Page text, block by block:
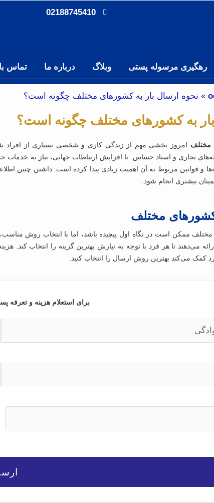
02188745410
رهگیری مرسوله پستی وبلاگ درباره ما تماس
» نحوه ارسال بار به کشورهای مختلف چگونه است؟
به کشورهای مختلف چگونه است؟
مختلف امروز بخشی مهم از زندگی کاری و شخصی بسیاری از
تجاری و اسناد حساس. با افزایش ارتباطات جهانی، نیاز به خدمات
و قوانین مربوط به آن اهمیت زیادی پیدا کرده است. داشتن چنین
بیشتری انجام شود.
کشورهای مختلف
مختلف ممکن است در نگاه اول پیچیده باشد، اما با انتخاب روش
ارائه می‌دهند تا هر فرد با توجه به نیازش بهترین گزینه را انتخاب
کمک می‌کند بهترین روش ارسال را انتخاب کنید.
برای استعلام هزینه و تعرفه